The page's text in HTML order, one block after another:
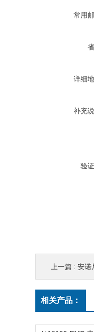
常用
详细
补充
验
上一篇 : 安诺
相关产品：